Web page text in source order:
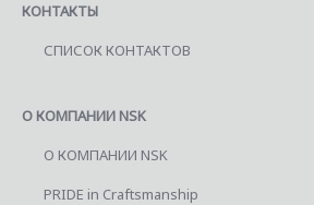
КОНТАКТЫ
СПИСОК КОНТАКТОВ
О КОМПАНИИ NSK
О КОМПАНИИ NSK
PRIDE in Craftsmanship